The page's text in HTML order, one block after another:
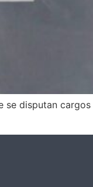
se disputan cargos